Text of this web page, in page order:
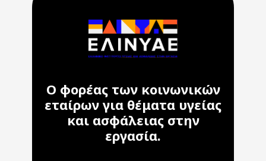
Ο φορέας των κοινωνικών
εταίρων για θέματα υγείας
και ασφάλειας στην
εργασία.